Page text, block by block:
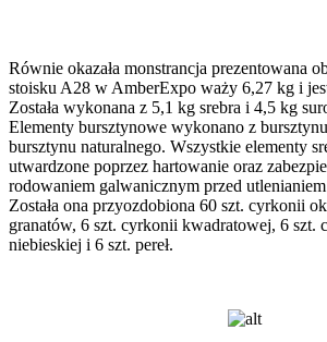
Równie okazała monstrancja prezentowana
stoisku A28 w AmberExpo waży 6,27 kg i
Została wykonana z 5,1 kg srebra i 4,5 kg
Elementy bursztynowe wykonano z
bursztynu naturalnego. Wszystkie elementy
utwardzone poprzez hartowanie oraz
rodowaniem galwanicznym przed
Została ona przyozdobiona 60 szt. cyrkonii
granatów, 6 szt. cyrkonii kwadratowej, 6 szt.
niebieskiej i 6 szt. pereł.